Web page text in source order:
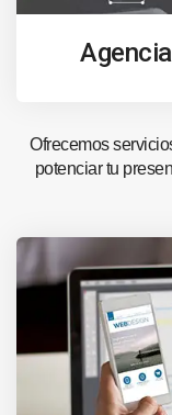
Ofrecemos
potenciar tu